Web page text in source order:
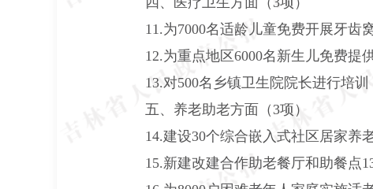
11.为7000名适龄儿童免费开展牙齿
12.为重点地区6000名新生儿免费提
13.对500名乡镇卫生院院长进行培训
五、养老助老方面（ 3项）
14.建设30个综合嵌入式社区居家养
15.新建改建合作助老餐厅和助餐点